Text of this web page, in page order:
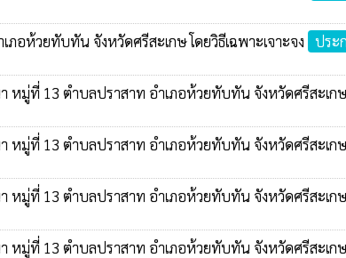
อห้วยทับทัน จังหวัดศรีสะเกษ โดยวิธีเฉพาะเจาะจง ประ
ที่ 13 ตำบลปราสาท อำเภอห้วยทับทัน จังหวัดศรีสะเกษ
ที่ 13 ตำบลปราสาท อำเภอห้วยทับทัน จังหวัดศรีสะเกษ
ที่ 13 ตำบลปราสาท อำเภอห้วยทับทัน จังหวัดศรีสะเกษ
ที่ 13 ตำบลปราสาท อำเภอห้วยทับทัน จังหวัดศรีสะเกษ